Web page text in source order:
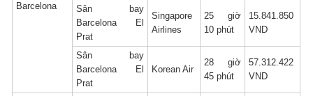
Barcelona
Sân bay
Barcelona El
Prat
Singapore
Airlines
25 giờ
10 phút
15.841.850
VND
Sân bay
Barcelona El
Prat
Korean Air
28 giờ
45 phút
57.312.422
VND